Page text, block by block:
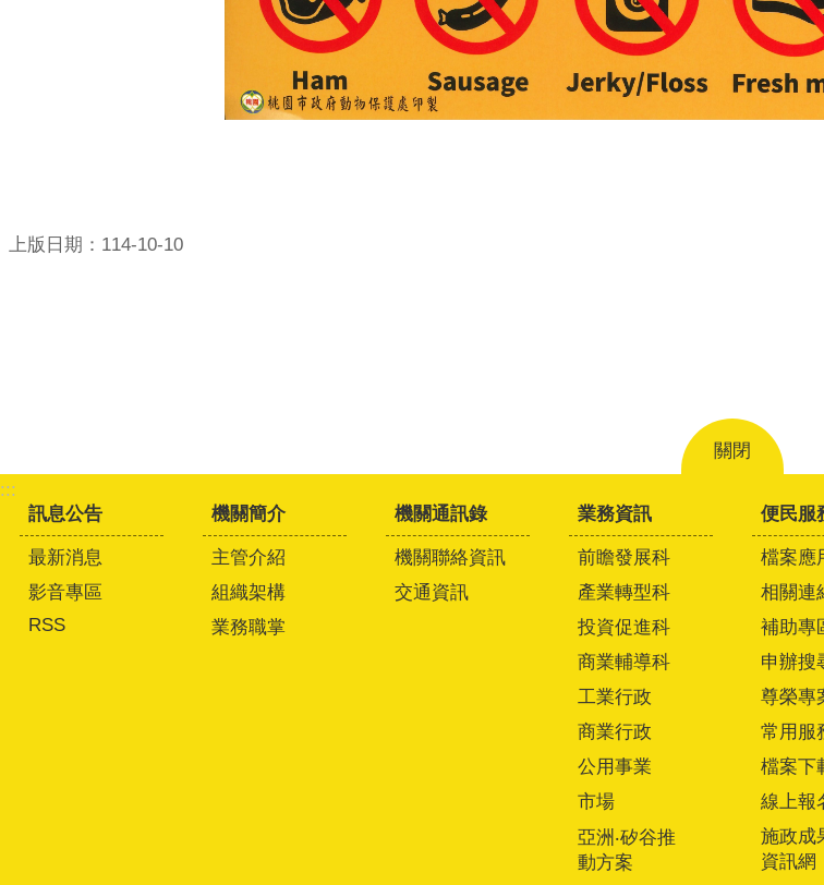
上版日期：114-10-10
關閉
:::
訊息公告
最新消息
影音專區
RSS
機關簡介
主管介紹
組織架構
業務職掌
機關通訊錄
機關聯絡資訊
交通資訊
業務資訊
前瞻發展科
產業轉型科
投資促進科
商業輔導科
工業行政
商業行政
公用事業
市場
亞洲‧矽谷推
動方案
便民服
檔案應
相關連
補助專
申辦搜
尊榮專
常用服
檔案下
線上報
施政成
資訊網